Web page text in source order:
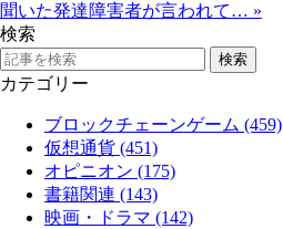
聞いた発達障害者が言われて… »
検索
カテゴリー
ブロックチェーンゲーム (459)
仮想通貨 (451)
オピニオン (175)
書籍関連 (143)
映画・ドラマ (142)